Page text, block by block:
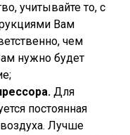
учитывайте то, с
Вам
чем
нужно будет
Для
постоянная
Лучше